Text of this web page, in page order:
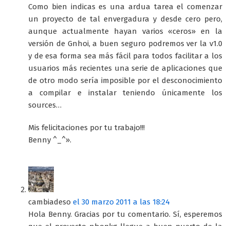
Como bien indicas es una ardua tarea el comenzar
un proyecto de tal envergadura y desde cero pero,
aunque actualmente hayan varios «ceros» en la
versión de Gnhoi, a buen seguro podremos ver la v1.0
y de esa forma sea más fácil para todos facilitar a los
usuarios más recientes una serie de aplicaciones que
de otro modo sería imposible por el desconocimiento
a compilar e instalar teniendo únicamente los
sources…
Mis felicitaciones por tu trabajo!!!
Benny ^_^».
cambiadeso el 30 marzo 2011 a las 18:24
Hola Benny. Gracias por tu comentario. Sí, esperemos